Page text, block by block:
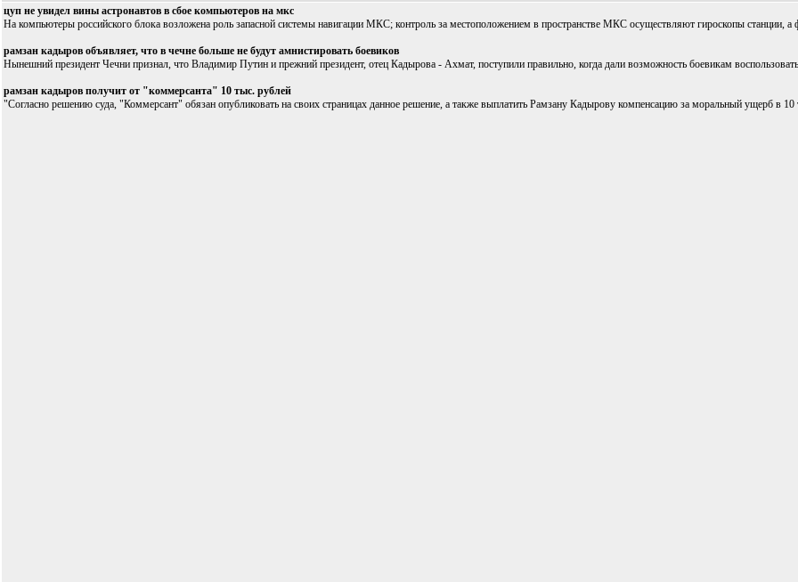
цуп не увидел вины астронавтов в сбое компьютеров на мкс
На компьютеры российского блока возложена роль запасной системы навигации МКС; контроль за местоположением в пространстве МКС осуществляют гироскопы станции,
рамзан кадыров объявляет, что в чечне больше не будут амнистировать боевиков
Нынешний президент Чечни признал, что Владимир Путин и прежний президент, отец Кадырова - Ахмат, поступили правильно, когда дали возможность боевикам
рамзан кадыров получит от "коммерсанта" 10 тыс. рублей
"Согласно решению суда, "Коммерсант" обязан опубликовать на своих страницах данное решение, а также выплатить Рамзану Кадырову компенсацию за моральный ущерб в 10